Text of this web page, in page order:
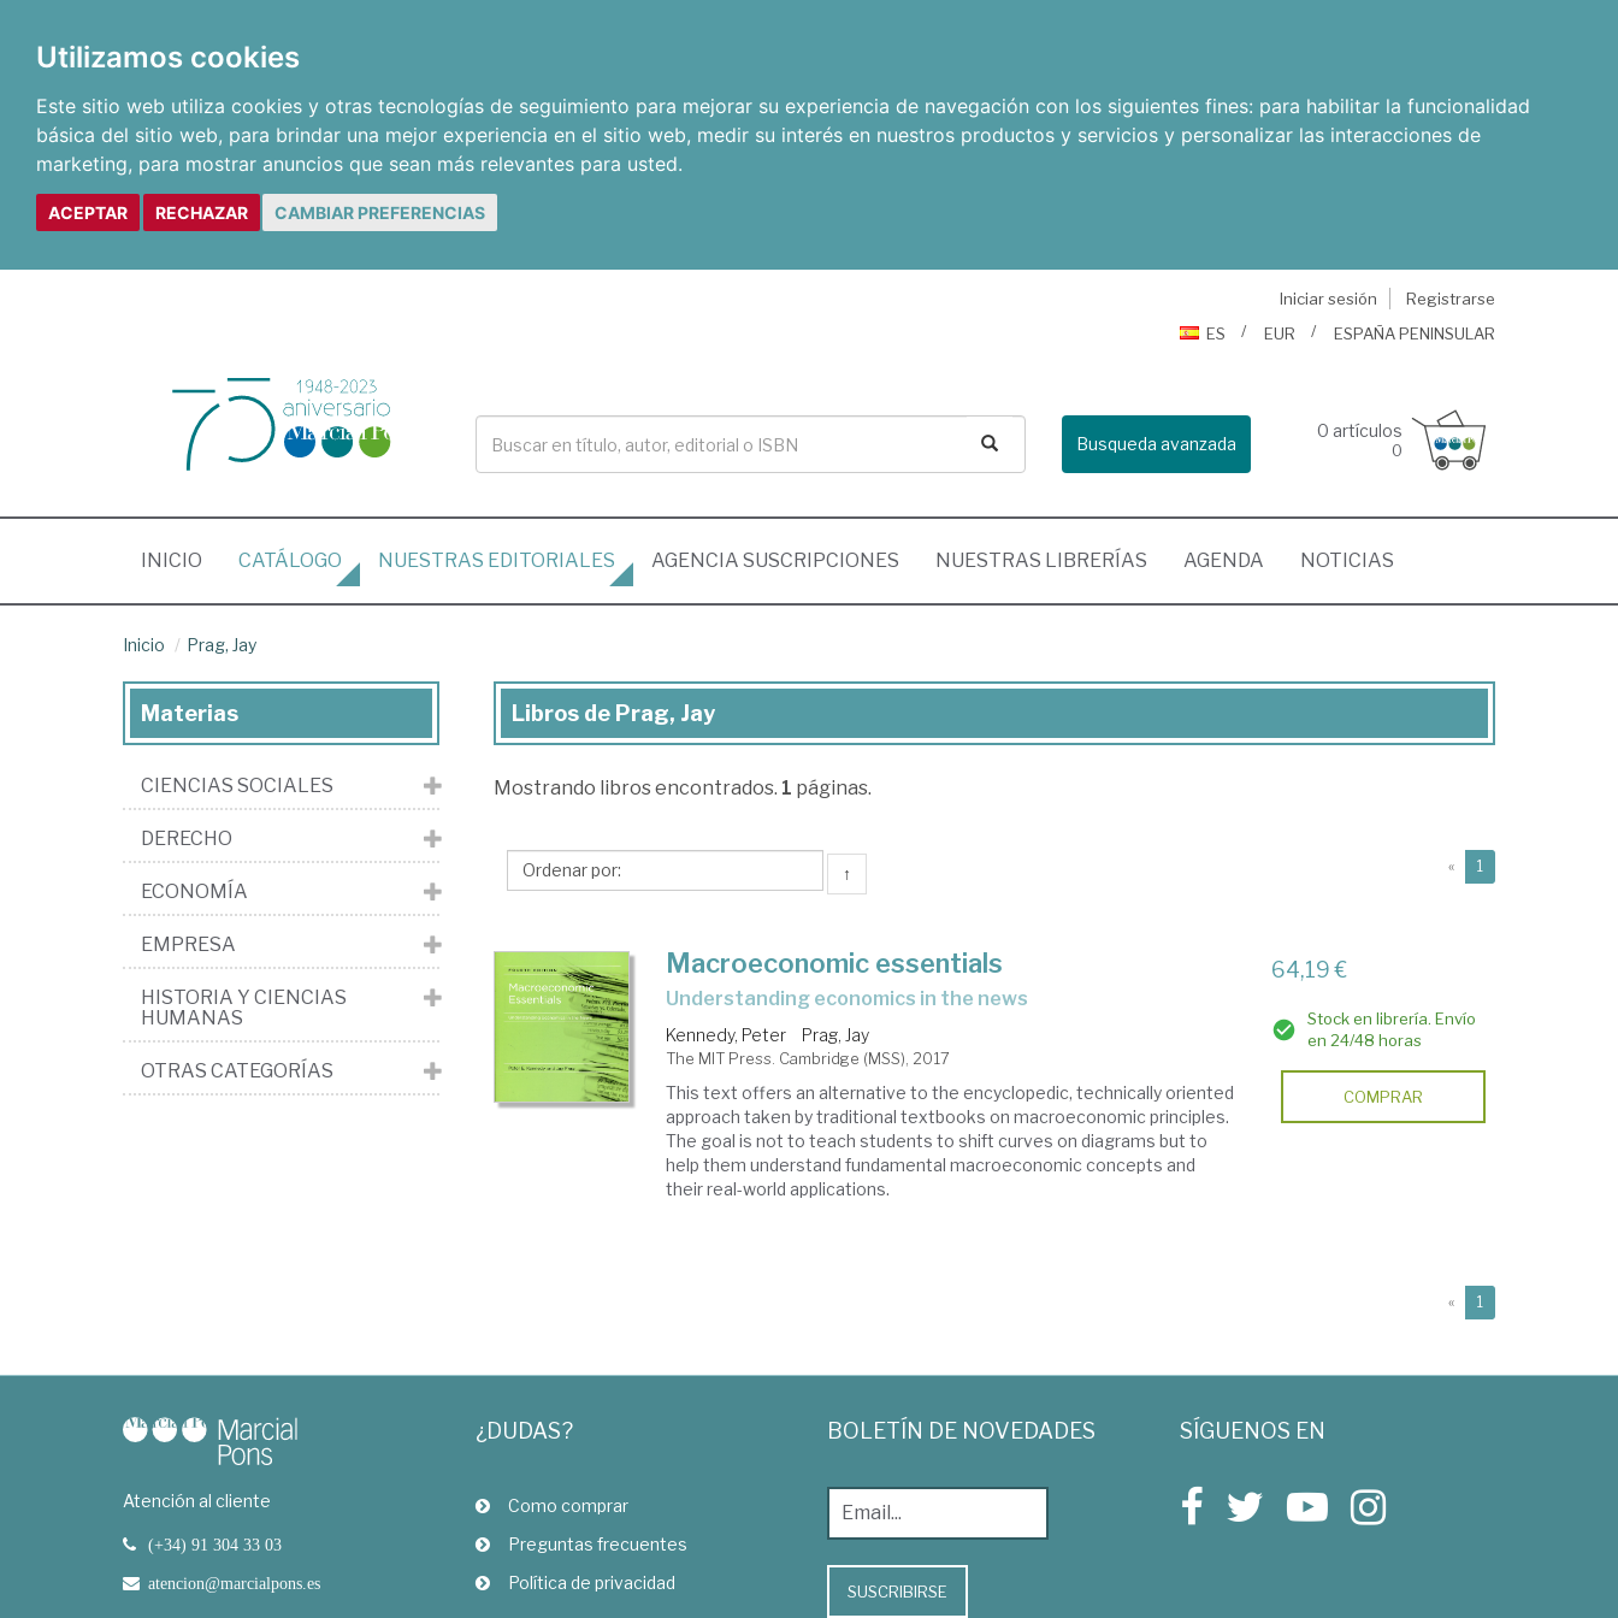
Utilizamos cookies
Este sitio web utiliza cookies y otras tecnologías de seguimiento para mejorar su experiencia de navegación con los siguientes fines: para habilitar la funcionalidad
básica del sitio web, para brindar una mejor experiencia en el sitio web, medir su interés en nuestros productos y servicios y personalizar las interacciones de
marketing, para mostrar anuncios que sean más relevantes para usted.
ACEPTAR RECHAZAR CAMBIAR PREFERENCIAS
Iniciar sesión
Registrarse
ES
EUR ESPAÑA PENINSULAR
Busqueda avanzada
0 artículos
0
INICIO (CURRENT)
CATÁLOGO NUESTRAS EDITORIALES AGENCIA SUSCRIPCIONES NUESTRAS LIBRERÍAS AGENDA NOTICIAS
Inicio Prag, Jay
Libros
Prag,
Libros de Prag, Jay
Mostrando libros encontrados. 1 páginas.
↑ « 1
Macroeconomic essentials
understanding economics in the news
Kennedy, Peter Prag, Jay
The MIT Press. Cambridge (MSS), 2017
This text offers an alternative to the encyclopedic, technically oriented
approach taken by traditional textbooks on macroeconomic principles.
The goal is not to teach students to shift curves on diagrams but to
help them understand fundamental macroeconomic concepts and
their real-world applications.
64,19 €
Stock en librería. Envío
en 24/48 horas
COMPRAR
« 1
Materias
CIENCIAS SOCIALES
DERECHO
ECONOMÍA
EMPRESA
HISTORIA Y CIENCIAS
HUMANAS
OTRAS CATEGORÍAS
Atención al cliente
(+34) 91 304 33 03
atencion@marcialpons.es
¿DUDAS?
Como comprar
Preguntas frecuentes
Política de privacidad
BOLETÍN DE NOVEDADES
SUSCRIBIRSE
SÍGUENOS EN